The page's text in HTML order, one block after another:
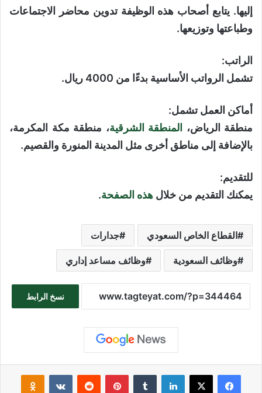
إليها. يتابع أصحاب هذه الوظيفة تدوين محاضر الاجتماعات
وطباعتها وتوزيعها.
الراتب:
تشمل الرواتب الأساسية بدءًا من 4000 ريال.
أماكن العمل تشمل:
منطقة الرياض، المنطقة الشرقية، منطقة مكة المكرمة،
بالإضافة إلى مناطق أخرى مثل المدينة المنورة والقصيم.
للتقديم:
يمكنك التقديم من خلال هذه الصفحة.
القطاع الخاص السعودي جدارات
وظائف السعودية وظائف مساعد إداري
نسخ الرابط
فيسبوك‫X لينكدإن بينتيريست